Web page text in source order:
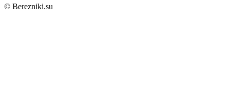
© Berezniki.su